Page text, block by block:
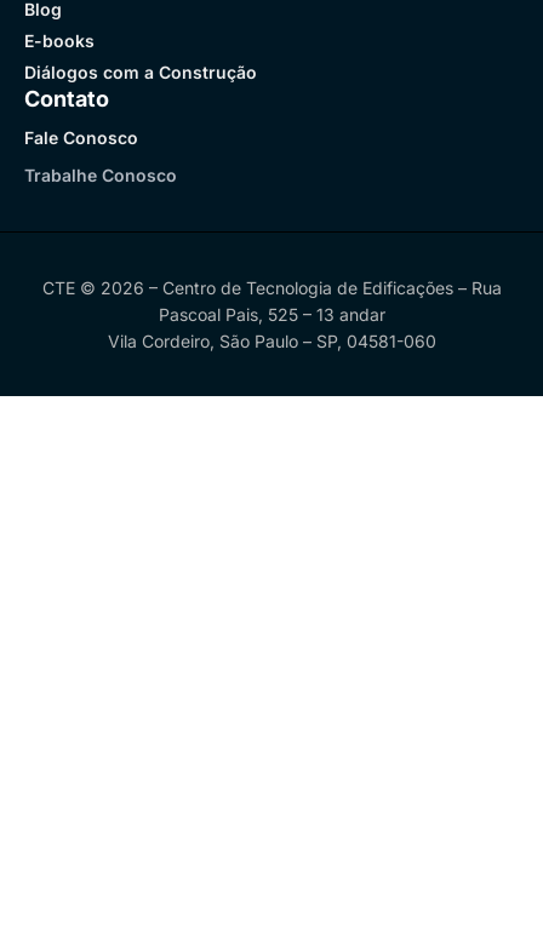
Blog
E-books
Diálogos com a Construção
Contato
Fale Conosco
Trabalhe Conosco
CTE © 2026 – Centro de Tecnologia de Edificações – Rua
Pascoal Pais, 525 – 13 andar
Vila Cordeiro, São Paulo – SP, 04581-060